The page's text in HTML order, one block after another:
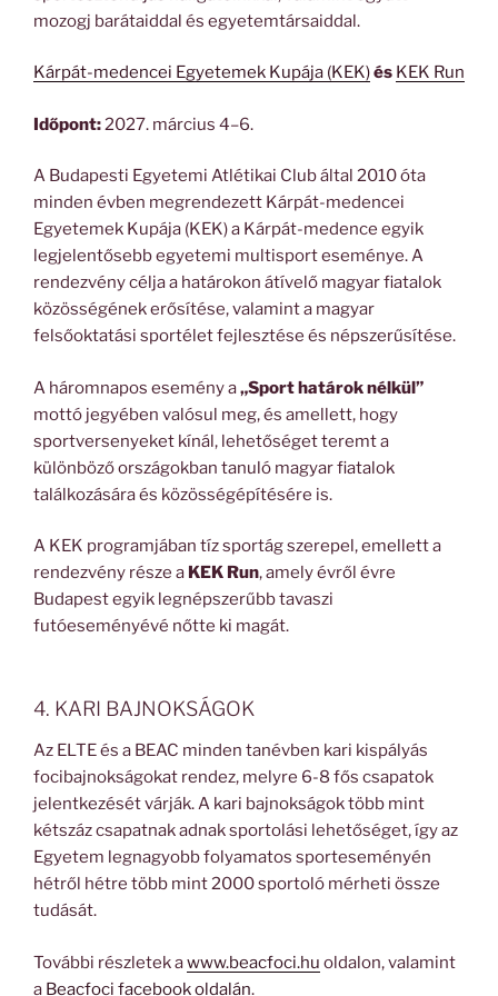
mozogj barátaiddal és egyetemtársaiddal.
Kárpát-medencei Egyetemek Kupája (KEK)és KEK Run
Időpont:2027. március 4–6.
A Budapesti Egyetemi Atlétikai Club által 2010 óta
minden évben megrendezett Kárpát-medencei
Egyetemek Kupája (KEK) a Kárpát-medence egyik
legjelentősebb egyetemi multisport eseménye. A
rendezvény célja a határokon átívelő magyar fiatalok
közösségének erősítése, valamint a magyar
felsőoktatási sportélet fejlesztése és népszerűsítése.
A háromnapos esemény a„Sport határok nélkül”
mottó jegyében valósul meg, és amellett, hogy
sportversenyeket kínál, lehetőséget teremt a
különböző országokban tanuló magyar fiatalok
találkozására és közösségépítésére is.
A KEK programjában tíz sportág szerepel, emellett a
rendezvény része a KEK Run, amely évről évre
Budapest egyik legnépszerűbb tavaszi
futóeseményévé nőtte ki magát.
4. KARI BAJNOKSÁGOK
Az ELTE és a BEAC minden tanévben kari kispályás
focibajnokságokat rendez, melyre 6-8 fős csapatok
jelentkezését várják. A kari bajnokságok több mint
kétszáz csapatnak adnak sportolási lehetőséget, így az
Egyetem legnagyobb folyamatos sporteseményén
hétről hétre több mint 2000 sportoló mérheti össze
tudását.
További részletek awww.beacfoci.hu oldalon, valamint
a Beacfoci facebook oldalán.